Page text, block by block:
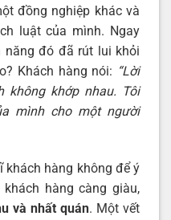
đồng nghiệp khác và
luật của mình. Ngay
năng đó đã rút lui khỏi
Khách hàng nói: “Lời
không khớp nhau. Tôi
mình cho một người
khách hàng không để ý
hàng càng giàu,
và nhất quán. Một vết